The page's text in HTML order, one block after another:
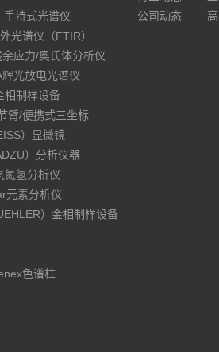
手持式光谱仪
光谱仪（FTIR）
应力/奥氏体分析仪
光放电光谱仪
相制样设备
臂/便携式三坐标
）显微镜
）分析仪器
氮氢分析仪
元素分析仪
）金相制样设备
色谱柱
公司动态